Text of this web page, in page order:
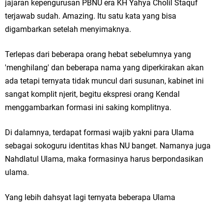
jajaran kepengurusan PBNU era KH Yahya Cholil Staquf
terjawab sudah. Amazing. Itu satu kata yang bisa
digambarkan setelah menyimaknya.
Terlepas dari beberapa orang hebat sebelumnya yang
'menghilang' dan beberapa nama yang diperkirakan akan
ada tetapi ternyata tidak muncul dari susunan, kabinet ini
sangat komplit njerit, begitu ekspresi orang Kendal
menggambarkan formasi ini saking komplitnya.
Di dalamnya, terdapat formasi wajib yakni para Ulama
sebagai sokoguru identitas khas NU banget. Namanya juga
Nahdlatul Ulama, maka formasinya harus berpondasikan
ulama.
Yang lebih dahsyat lagi ternyata beberapa Ulama